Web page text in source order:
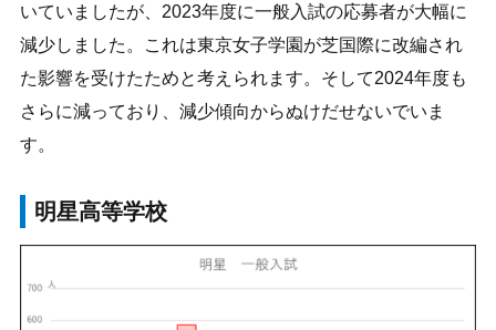
いていましたが、2023年度に一般入試の応募者が大幅に
減少しました。これは東京女子学園が芝国際に改編され
た影響を受けたためと考えられます。そして2024年度も
さらに減っており、減少傾向からぬけだせないでいま
す。
明星高等学校